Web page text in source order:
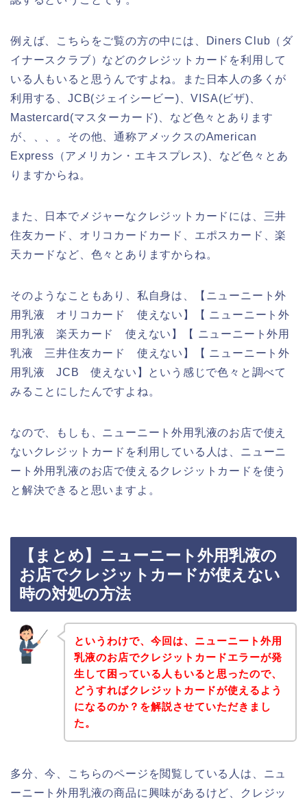
例えば、こちらをご覧の方の中には、Diners Club（ダ
イナースクラブ）などのクレジットカードを利用して
いる人もいると思うんですよね。また日本人の多くが
利用する、JCB(ジェイシービー)、VISA(ビザ)、
Mastercard(マスターカード)、など色々とあります
が、、、。その他、通称アメックスのAmerican
Express（アメリカン・エキスプレス)、など色々とあ
りますからね。
また、日本でメジャーなクレジットカードには、三井
住友カード、オリコカードカード、エポスカード、楽
天カードなど、色々とありますからね。
そのようなこともあり、私自身は、【ニューニート外
用乳液 オリコカード 使えない】【 ニューニート外
用乳液 楽天カード 使えない】【 ニューニート外用
乳液 三井住友カード 使えない】【 ニューニート外
用乳液 JCB 使えない】という感じで色々と調べて
みることにしたんですよね。
なので、もしも、ニューニート外用乳液のお店で使え
ないクレジットカードを利用している人は、ニューニ
ート外用乳液のお店で使えるクレジットカードを使う
と解決できると思いますよ。
【まとめ】ニューニート外用乳液の
お店でクレジットカードが使えない
時の対処の方法
というわけで、今回は、ニューニート外用
乳液のお店でクレジットカードエラーが発
生して困っている人もいると思ったので、
どうすればクレジットカードが使えるよう
になるのか？を解説させていただきまし
た。
多分、今、こちらのページを閲覧している人は、ニュ
ーニート外用乳液の商品に興味があるけど、クレジッ